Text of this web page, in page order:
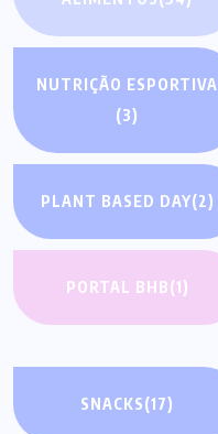
NUTRIÇÃO ESPORTIVA
(3)
PLANT BASED DAY(2)
PORTAL BHB(1)
SNACKS(17)